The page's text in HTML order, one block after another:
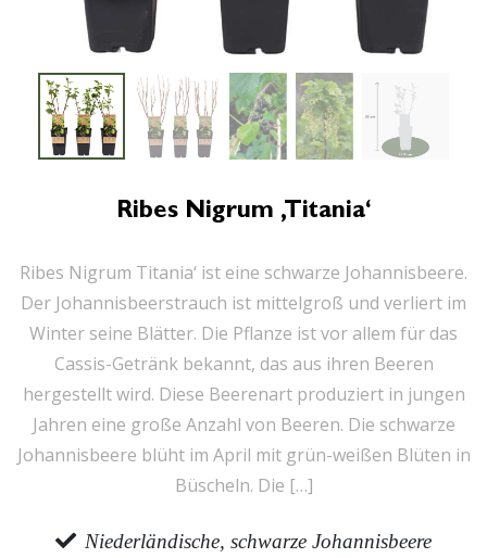
Ribes Nigrum ‚Titania‘
Ribes Nigrum Titania‘ ist eine schwarze Johannisbeere.
Der Johannisbeerstrauch ist mittelgroß und verliert im
Winter seine Blätter. Die Pflanze ist vor allem für das
Cassis-Getränk bekannt, das aus ihren Beeren
hergestellt wird. Diese Beerenart produziert in jungen
Jahren eine große Anzahl von Beeren. Die schwarze
Johannisbeere blüht im April mit grün-weißen Blüten in
Büscheln. Die […]
Niederländische, schwarze Johannisbeere